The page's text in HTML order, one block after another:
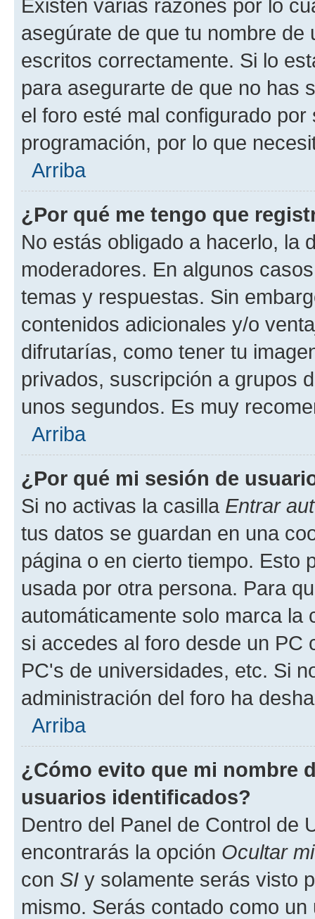
Existen varias razones por lo
asegúrate de que tu nombre
escritos correctamente. Si lo
para asegurarte de que no has
el foro esté mal configurado
programación, por lo que
Arriba
¿Por qué me tengo que
No estás obligado a hacerlo, la
moderadores. En algunos
temas y respuestas. Sin
contenidos adicionales y/o
difrutarías, como tener tu
privados, suscripción a grupos
unos segundos. Es muy
Arriba
¿Por qué mi sesión de
Si no activas la casilla Entrar
tus datos se guardan en una
página o en cierto tiempo. Esto
usada por otra persona. Para
automáticamente solo marca la
si accedes al foro desde un PC
PC's de universidades, etc. Si
administración del foro ha
Arriba
¿Cómo evito que mi nombre
usuarios identificados?
Dentro del Panel de Control de
encontrarás la opción Ocultar
con SI y solamente serás visto
mismo. Serás contado como un